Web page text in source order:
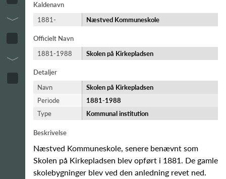
Kaldenavn
1881-
Næstved Kommuneskole
Officielt Navn
1881-1988
Skolen på Kirkepladsen
Detaljer
Navn
Skolen på Kirkepladsen
Periode
1881-​1988
Type
Kommunal institution
Beskrivelse
Næstved Kommuneskole, senere benævnt som
Skolen på Kirkepladsen blev opført i 1881. De gamle
skolebygninger blev ved den anledning revet ned.